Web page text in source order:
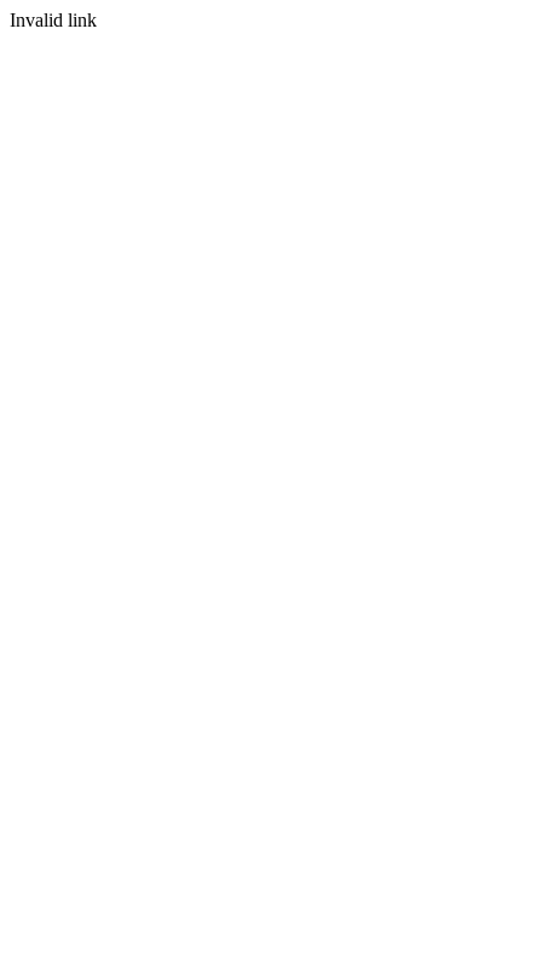
Invalid link